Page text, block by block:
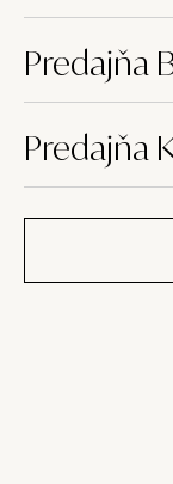
Predajňa
Predajňa